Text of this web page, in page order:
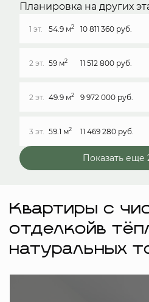
Планировка на других
1 эт. 54.9 м2 10 811 360 руб.
2 эт. 59 м2 11 512 800 руб.
2 эт. 49.9 м2 9 972 000 руб.
3 эт. 59.1 м2 11 469 280 руб.
Показать еще
Квартиры с
отделкойв
натуральных